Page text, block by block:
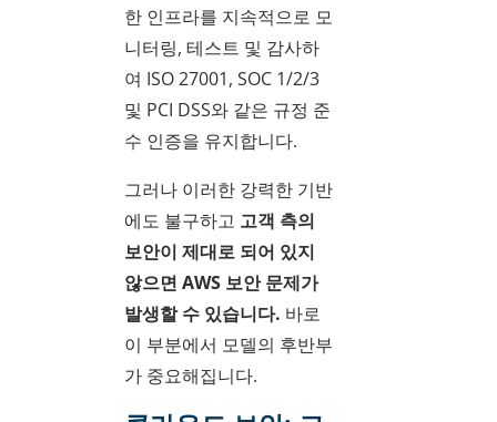
한 인프라를 지속적으로 모
니터링, 테스트 및 감사하
여 ISO 27001, SOC 1/2/3
및 PCI DSS와 같은 규정 준
수 인증을 유지합니다.
그러나 이러한 강력한 기반
에도 불구하고 고객 측의
보안이 제대로 되어 있지
않으면 AWS 보안 문제가
발생할 수 있습니다. 바로
이 부분에서 모델의 후반부
가 중요해집니다.